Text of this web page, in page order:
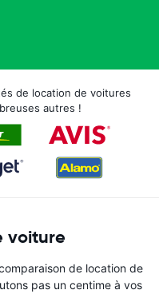
de location de voitures
autres !
voiture
de location de
pas un centime à vos